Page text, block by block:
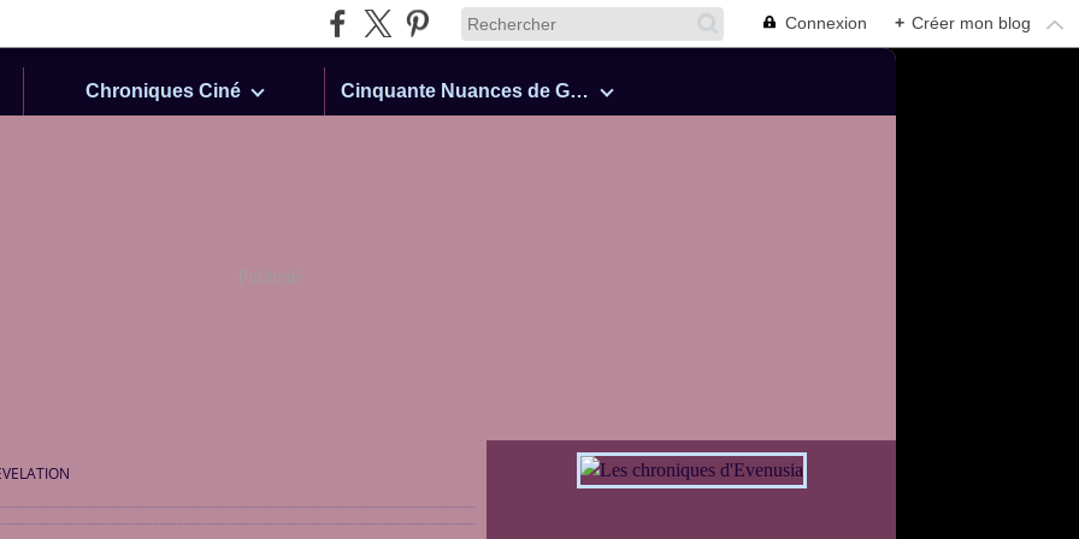
Connexion + Créer mon blog
Chroniques Ciné Cinquante Nuances de Grey
Publicité